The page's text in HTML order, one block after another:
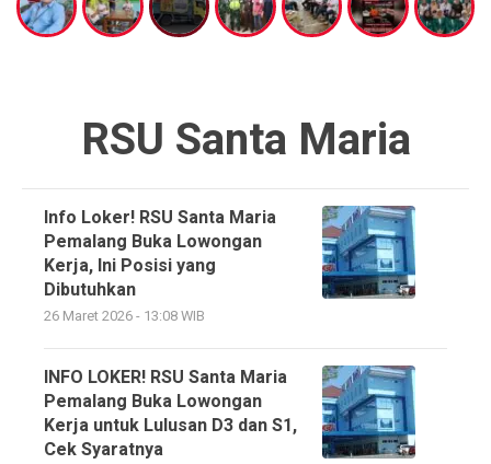
RSU Santa Maria
Info Loker! RSU Santa Maria
Pemalang Buka Lowongan
Kerja, Ini Posisi yang
Dibutuhkan
26 Maret 2026 - 13:08 WIB
INFO LOKER! RSU Santa Maria
Pemalang Buka Lowongan
Kerja untuk Lulusan D3 dan S1,
Cek Syaratnya